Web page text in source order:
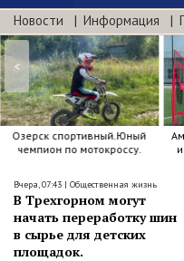
Новости Информация
Озерск спортивный.Юный
чемпион по мотокроссу.
<
Вчера, 07:43 | Общественная жизнь
В Трехгорном могут
начать переработку шин
в сырье для детских
площадок.